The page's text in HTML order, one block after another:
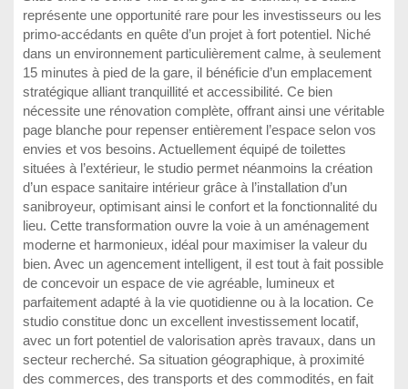
représente une opportunité rare pour les investisseurs ou les
primo-accédants en quête d’un projet à fort potentiel. Niché
dans un environnement particulièrement calme, à seulement
15 minutes à pied de la gare, il bénéficie d’un emplacement
stratégique alliant tranquillité et accessibilité. Ce bien
nécessite une rénovation complète, offrant ainsi une véritable
page blanche pour repenser entièrement l’espace selon vos
envies et vos besoins. Actuellement équipé de toilettes
situées à l’extérieur, le studio permet néanmoins la création
d’un espace sanitaire intérieur grâce à l’installation d’un
sanibroyeur, optimisant ainsi le confort et la fonctionnalité du
lieu. Cette transformation ouvre la voie à un aménagement
moderne et harmonieux, idéal pour maximiser la valeur du
bien. Avec un agencement intelligent, il est tout à fait possible
de concevoir un espace de vie agréable, lumineux et
parfaitement adapté à la vie quotidienne ou à la location. Ce
studio constitue donc un excellent investissement locatif,
avec un fort potentiel de valorisation après travaux, dans un
secteur recherché. Sa situation géographique, à proximité
des commerces, des transports et des commodités, en fait